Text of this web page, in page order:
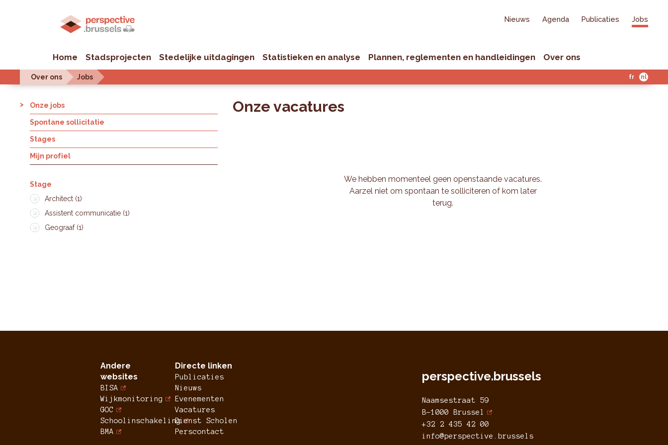
Nieuws Agenda Publicaties Jobs
Home Stadsprojecten Stedelijke uitdagingen Statistieken en analyse Plannen, reglementen en handleidingen Over ons
Over ons Jobs fr nl
Onze jobs
Spontane sollicitatie
Stages
Mijn profiel
Stage
Architect (1)
Assistent communicatie (1)
Geograaf (1)
Onze vacatures
We hebben momenteel geen openstaande vacatures.
Aarzel niet om spontaan te solliciteren of kom later
terug.
Andere
websites
BISA
Wijkmonitoring
GOC
Schoolinschakeling
BMA
Directe linken
Publicaties
Nieuws
Evenementen
Vacatures
Dienst Scholen
Perscontact
perspective.brussels
Naamsestraat 59
B-1000 Brussel
+32 2 435 42 00
info@perspective.brussels